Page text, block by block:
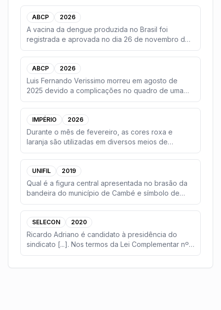
ABCP 2026
A vacina da dengue produzida no Brasil foi
registrada e aprovada no dia 26 de novembro de
2025, pela...
ABCP 2026
Luis Fernando Verissimo morreu em agosto de
2025 devido a complicações no quadro de uma
grave pneumo...
IMPÉRIO 2026
Durante o mês de fevereiro, as cores roxa e
laranja são utilizadas em diversos meios de
comunicação...
UNIFIL 2019
Qual é a figura central apresentada no brasão da
bandeira do município de Cambé e símbolo de
uma das...
SELECON 2020
Ricardo Adriano é candidato à presidência do
sindicato [...]. Nos termos da Lei Complementar nº
3/20...